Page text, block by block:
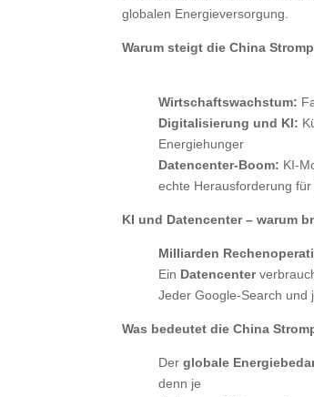
globalen Energieversorgung.
Warum steigt die China
Wirtschaftswachstum:
Digitalisierung und KI:
Energiehunger
Datencenter-Boom: KI-
echte Herausforderung
KI und Datencenter – warum
Milliarden
Ein Datencenter
Jeder Google-Search
Was bedeutet die China
Der globale
denn je